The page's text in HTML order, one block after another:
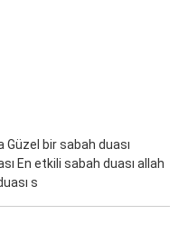
Güzel bir sabah duası
En etkili sabah duası allah
s